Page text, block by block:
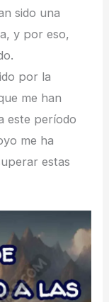
sido una
y por eso,
por la
me han
este período
me ha
estas